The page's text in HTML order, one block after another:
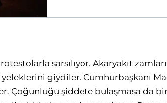
sarsılıyor. Akaryakıt
yeleklerini giydiler. Cumhurbaşkanı
Çoğunluğu şiddete bulaşmasa da bir